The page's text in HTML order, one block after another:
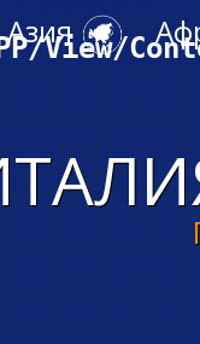
АзияView/